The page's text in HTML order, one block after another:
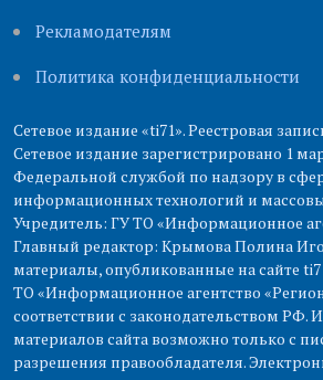
Рекламодателям
Политика конфиденциальности
Сетевое издание «ti71». Реестровая
Сетевое издание зарегистрировано 1
Федеральной службой по надзору в
информационных технологий и
Учредитель: ГУ ТО «Информационное
Главный редактор: Крымова Полина
материалы, опубликованные на сайте
ТО «Информационное агентство
соответствии с законодательством РФ.
материалов сайта возможно только с
разрешения правообладателя.